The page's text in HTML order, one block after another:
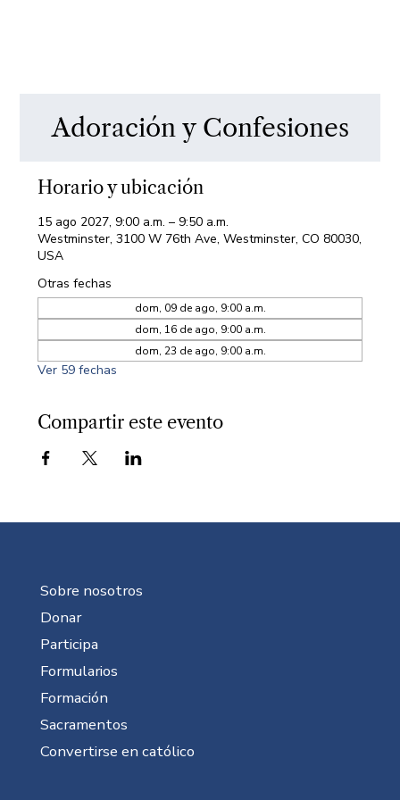
Adoración y Confesiones
Horario y ubicación
15 ago 2027, 9:00 a.m. – 9:50 a.m.
Westminster, 3100 W 76th Ave, Westminster, CO 80030,
USA
Otras fechas
dom, 09 de ago, 9:00 a.m.
dom, 16 de ago, 9:00 a.m.
dom, 23 de ago, 9:00 a.m.
Ver 59 fechas
Compartir este evento
Sobre nosotros
Donar
Participa
Formularios
Formación
Sacramentos
Convertirse en católico